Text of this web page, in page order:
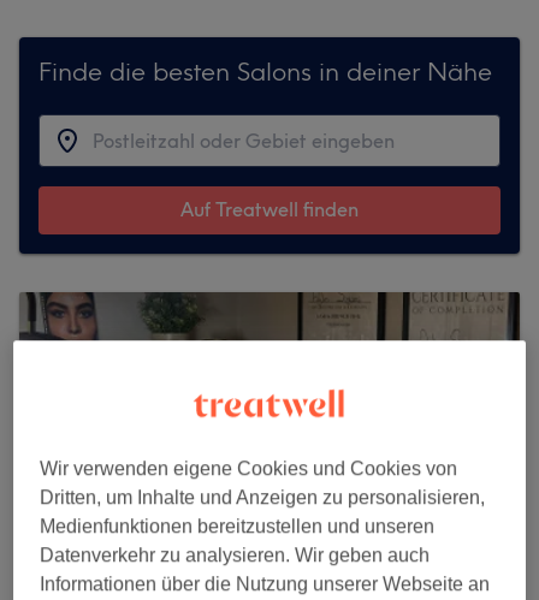
Finde die besten Salons in deiner Nähe
Auf Treatwell finden
Wir verwenden eigene Cookies und Cookies von
Dritten, um Inhalte und Anzeigen zu personalisieren,
Medienfunktionen bereitzustellen und unseren
Datenverkehr zu analysieren. Wir geben auch
Informationen über die Nutzung unserer Webseite an